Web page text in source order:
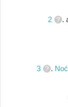
2 .
3 . Noć